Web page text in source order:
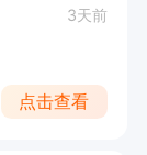
3天前
点击查看